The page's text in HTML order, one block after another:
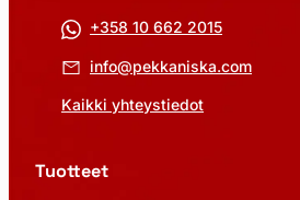
+358 10 662 2015
info@pekkaniska.com
Kaikki yhteystiedot
Tuotteet